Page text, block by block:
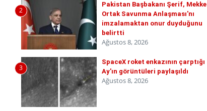
2
Pakistan Başbakanı Şerif, Mekke
Ortak Savunma Anlaşması'nı
imzalamaktan onur duyduğunu
belirtti
Ağustos 8, 2026
3
SpaceX roket enkazının çarptığı
Ay'ın görüntüleri paylaşıldı
Ağustos 8, 2026